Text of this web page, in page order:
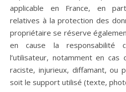
applicable en France, en
relatives à la protection des
propriétaire se réserve
en cause la responsabilité
l’utilisateur, notamment en
raciste, injurieux, diffamant, ou
soit le support utilisé (texte,